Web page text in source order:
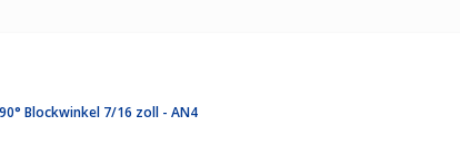
Blockwinkel 7/16 zoll - AN4